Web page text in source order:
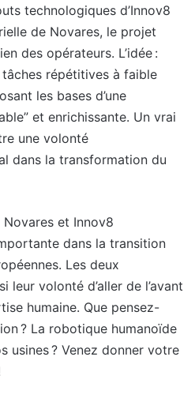
technologiques d’Innov8
de Novares, le projet
des opérateurs. L’idée :
répétitives à faible
les bases d’une
et enrichissante. Un vrai
une volonté
dans la transformation du
et Innov8
dans la transition
Les deux
leur volonté d’aller de l’avant
humaine. Que pensez-
? La robotique humanoïde
usines ? Venez donner votre